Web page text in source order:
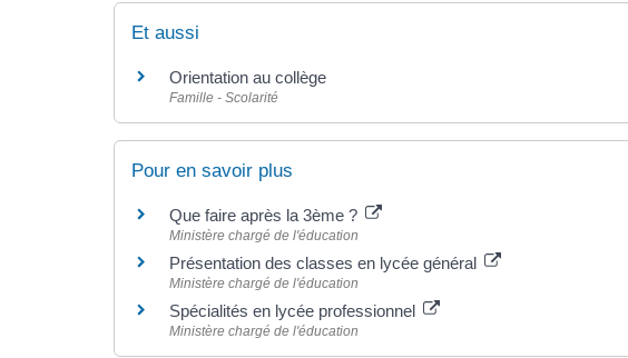
Et aussi
Orientation au collège
Famille - Scolarité
Pour en savoir plus
Que faire après la 3ème ?
Ministère chargé de l'éducation
Présentation des classes en lycée général
Ministère chargé de l'éducation
Spécialités en lycée professionnel
Ministère chargé de l'éducation